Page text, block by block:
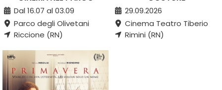
Dal 16.07 al 03.09
Parco degli Olivetani
Riccione (RN)
29.09.2026
Cinema Teatro Tiberio
Rimini (RN)